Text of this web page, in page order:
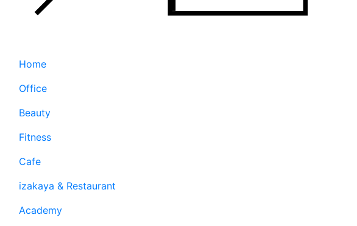
Home
Office
Beauty
Fitness
Cafe
izakaya & Restaurant
Academy